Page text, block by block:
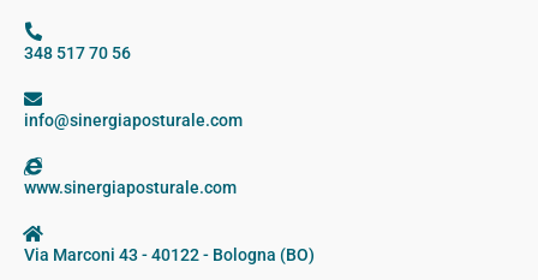
348 517 70 56
info@sinergiaposturale.com
www.sinergiaposturale.com
Via Marconi 43 - 40122 - Bologna (BO)